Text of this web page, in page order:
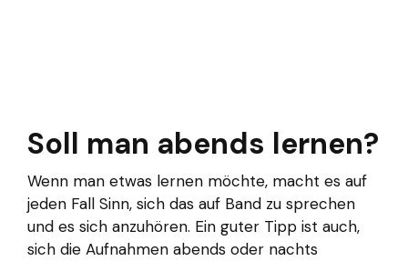
Soll man abends lernen?
Wenn man etwas lernen möchte, macht es auf
jeden Fall Sinn, sich das auf Band zu sprechen
und es sich anzuhören. Ein guter Tipp ist auch,
sich die Aufnahmen abends oder nachts